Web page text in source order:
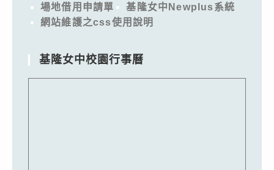
場地借用申請單
基隆女中Newplus系統
網站維護之css使用說明
基隆女中校園行事曆